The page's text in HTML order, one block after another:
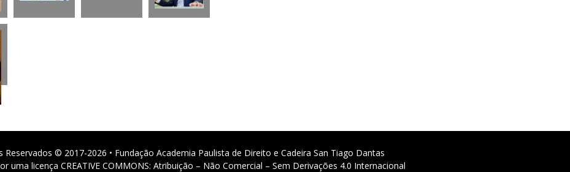
Reservados © 2017-2026 • Fundação Academia Paulista de Direito e Cadeira San Tiago Dantas
uma licença CREATIVE COMMONS: Atribuição – Não Comercial – Sem Derivações 4.0 Internacional